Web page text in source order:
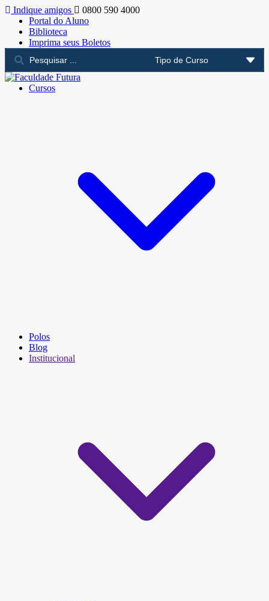
Indique amigos
0800 590 4000
Portal do Aluno
Biblioteca
Imprima seus Boletos
Cursos
Polos
Blog
Institucional